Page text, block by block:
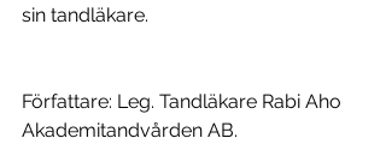
sin tandläkare.
Författare: Leg. Tandläkare Rabi Aho
Akademitandvården AB.